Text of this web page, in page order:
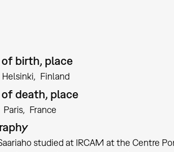
of birth, place
Helsinki Finland
of death, place
Paris France
studied at IRCAM at the Centre